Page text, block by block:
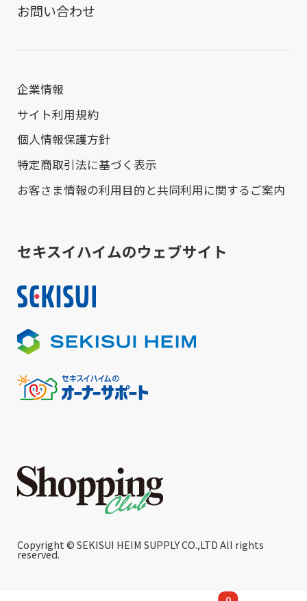
お問い合わせ
企業情報
サイト利用規約
個人情報保護方針
特定商取引法に基づく表示
お客さま情報の利用目的と共同利用に関するご案内
セキスイハイムのウェブサイト
Copyright © SEKISUI HEIM SUPPLY CO.,LTD All rights
reserved.